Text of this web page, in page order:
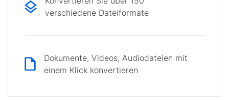
verschiedene Dateiformate
Dokumente, Videos, Audiodateien mit
einem Klick konvertieren